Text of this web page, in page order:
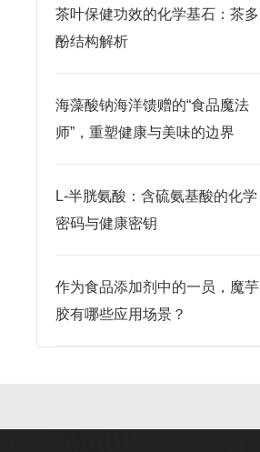
茶叶保健功效的化学基石：茶多
酚结构解析
海藻酸钠海洋馈赠的“食品魔法
师”，重塑健康与美味的边界
L-半胱氨酸：含硫氨基酸的化学
密码与健康密钥
作为食品添加剂中的一员，魔芋
胶有哪些应用场景？